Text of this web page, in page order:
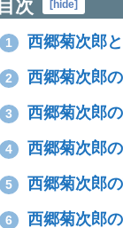
目次 [hide]
1 西郷菊次郎
2 西郷菊次郎
3 西郷菊次郎
4 西郷菊次郎
5 西郷菊次郎
6 西郷菊次郎